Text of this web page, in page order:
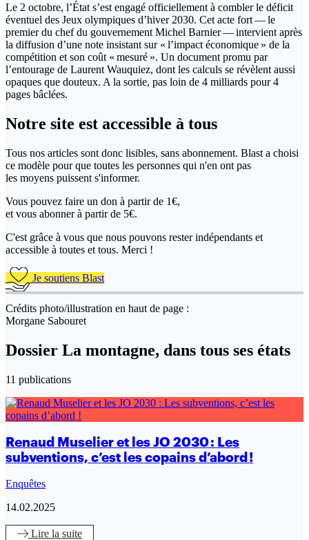
Le 2 octobre, l’État s’est engagé officiellement à combler le déficit
éventuel des Jeux olympiques d’hiver 2030. Cet acte fort — le
premier du chef du gouvernement Michel Barnier — intervient après
la diffusion d’une note insistant sur « l’impact économique » de la
compétition et son coût « mesuré ». Un document promu par
l’entourage de Laurent Wauquiez, dont les calculs se révèlent aussi
opaques que douteux. A la sortie, pas loin de 4 milliards pour 4
pages bâclées.
Notre site est accessible à tous
Tous nos articles sont donc lisibles, sans abonnement. Blast a choisi
ce modèle pour que toutes les personnes qui n'en ont pas
les moyens puissent s'informer.
Vous pouvez faire un don à partir de 1€,
et vous abonner à partir de 5€.
C'est grâce à vous que nous pouvons rester indépendants et
accessible à toutes et tous. Merci !
Je soutiens Blast
Crédits photo/illustration en haut de page :
Morgane Sabouret
Dossier La montagne, dans tous ses états
11 publications
Renaud Muselier et les JO 2030 : Les
subventions, c’est les copains d’abord !
Enquêtes
14.02.2025
Lire la suite